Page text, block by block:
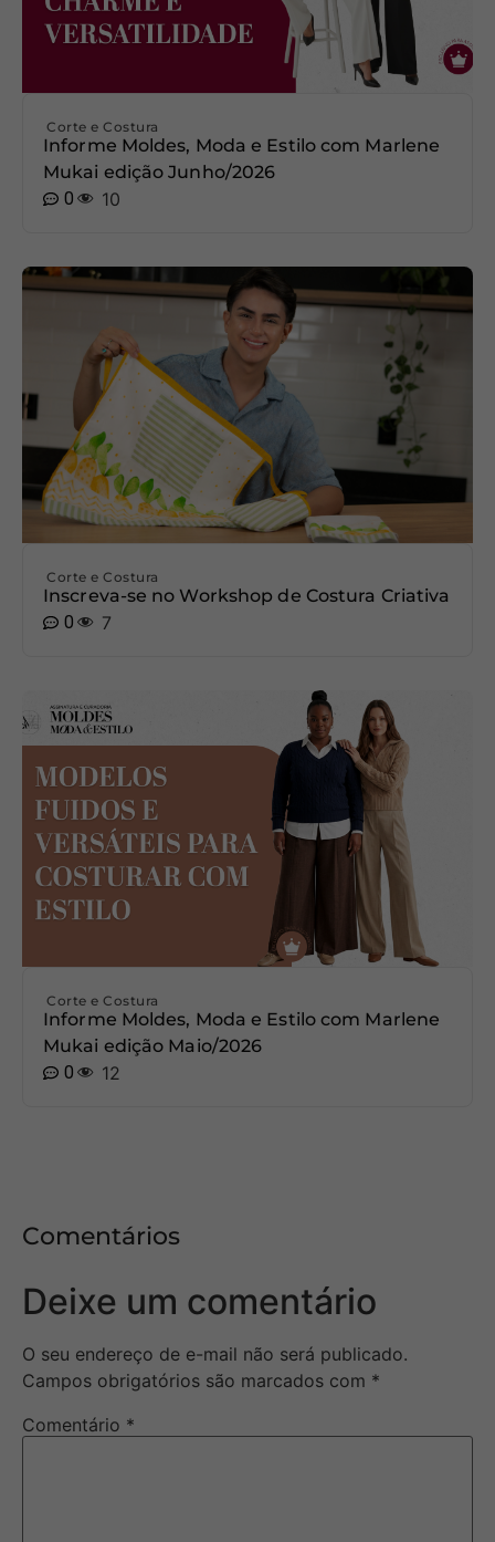
Corte e Costura
Informe Moldes, Moda e Estilo com Marlene
Mukai edição Junho/2026
0
10
Corte e Costura
Inscreva-se no Workshop de Costura Criativa
0
7
Corte e Costura
Informe Moldes, Moda e Estilo com Marlene
Mukai edição Maio/2026
0
12
Comentários
Deixe um comentário
O seu endereço de e-mail não será publicado.
Campos obrigatórios são marcados com *
Comentário *